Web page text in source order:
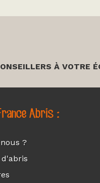
À VOTRE
Abris :
?